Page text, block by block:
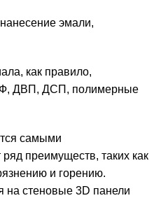
эмали,
как правило,
ДВП, ДСП, полимерные
самыми
преимуществ, таких как
и горению.
на стеновые 3D панели